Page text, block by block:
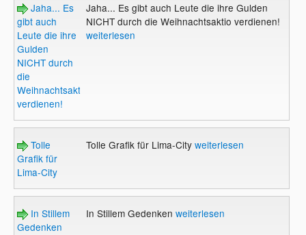
Jaha... Es
gibt auch
Leute die ihre
Gulden
NICHT durch
die
Weihnachtsaktio
verdienen!
Jaha... Es gibt auch Leute die ihre Gulden
NICHT durch die Weihnachtsaktio verdienen!
weiterlesen
Tolle
Grafik für
Lima-City
Tolle Grafik für Lima-City weiterlesen
In Stillem
Gedenken
In Stillem Gedenken weiterlesen